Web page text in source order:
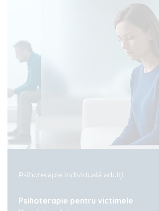
Psihoterapie individuală adulți
Psihoterapie pentru victimele